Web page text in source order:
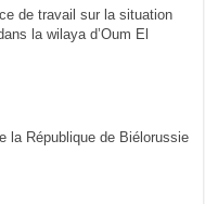
de travail sur la situation
la wilaya d’Oum El
la République de Biélorussie